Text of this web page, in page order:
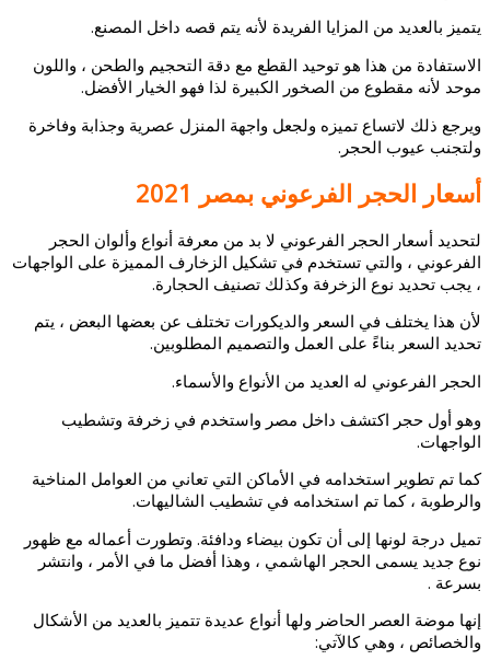
يتميز بالعديد من المزايا الفريدة لأنه يتم قصه داخل المصنع.
الاستفادة من هذا هو توحيد القطع مع دقة التحجيم والطحن ، واللون
موحد لأنه مقطوع من الصخور الكبيرة لذا فهو الخيار الأفضل.
ويرجع ذلك لاتساع تميزه ولجعل واجهة المنزل عصرية وجذابة وفاخرة
ولتجنب عيوب الحجر.
أسعار الحجر الفرعوني بمصر 2021
لتحديد أسعار الحجر الفرعوني لا بد من معرفة أنواع وألوان الحجر
الفرعوني ، والتي تستخدم في تشكيل الزخارف المميزة على الواجهات
، يجب تحديد نوع الزخرفة وكذلك تصنيف الحجارة.
لأن هذا يختلف في السعر والديكورات تختلف عن بعضها البعض ، يتم
تحديد السعر بناءً على العمل والتصميم المطلوبين.
الحجر الفرعوني له العديد من الأنواع والأسماء.
وهو أول حجر اكتشف داخل مصر واستخدم في زخرفة وتشطيب
الواجهات.
كما تم تطوير استخدامه في الأماكن التي تعاني من العوامل المناخية
والرطوبة ، كما تم استخدامه في تشطيب الشاليهات.
تميل درجة لونها إلى أن تكون بيضاء ودافئة. وتطورت أعماله مع ظهور
نوع جديد يسمى الحجر الهاشمي ، وهذا أفضل ما في الأمر ، وانتشر
بسرعة .
إنها موضة العصر الحاضر ولها أنواع عديدة تتميز بالعديد من الأشكال
والخصائص ، وهي كالآتي: